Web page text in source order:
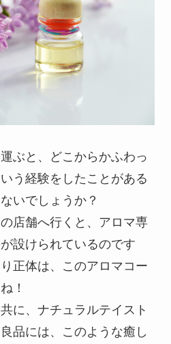
ぶと、どこからかふわっ
う経験をしたことがある
いでしょうか？
店舗へ行くと、アロマ専
設けられているのです
正体は、このアロマコー
！
に、ナチュラルテイスト
品には、このような癒し